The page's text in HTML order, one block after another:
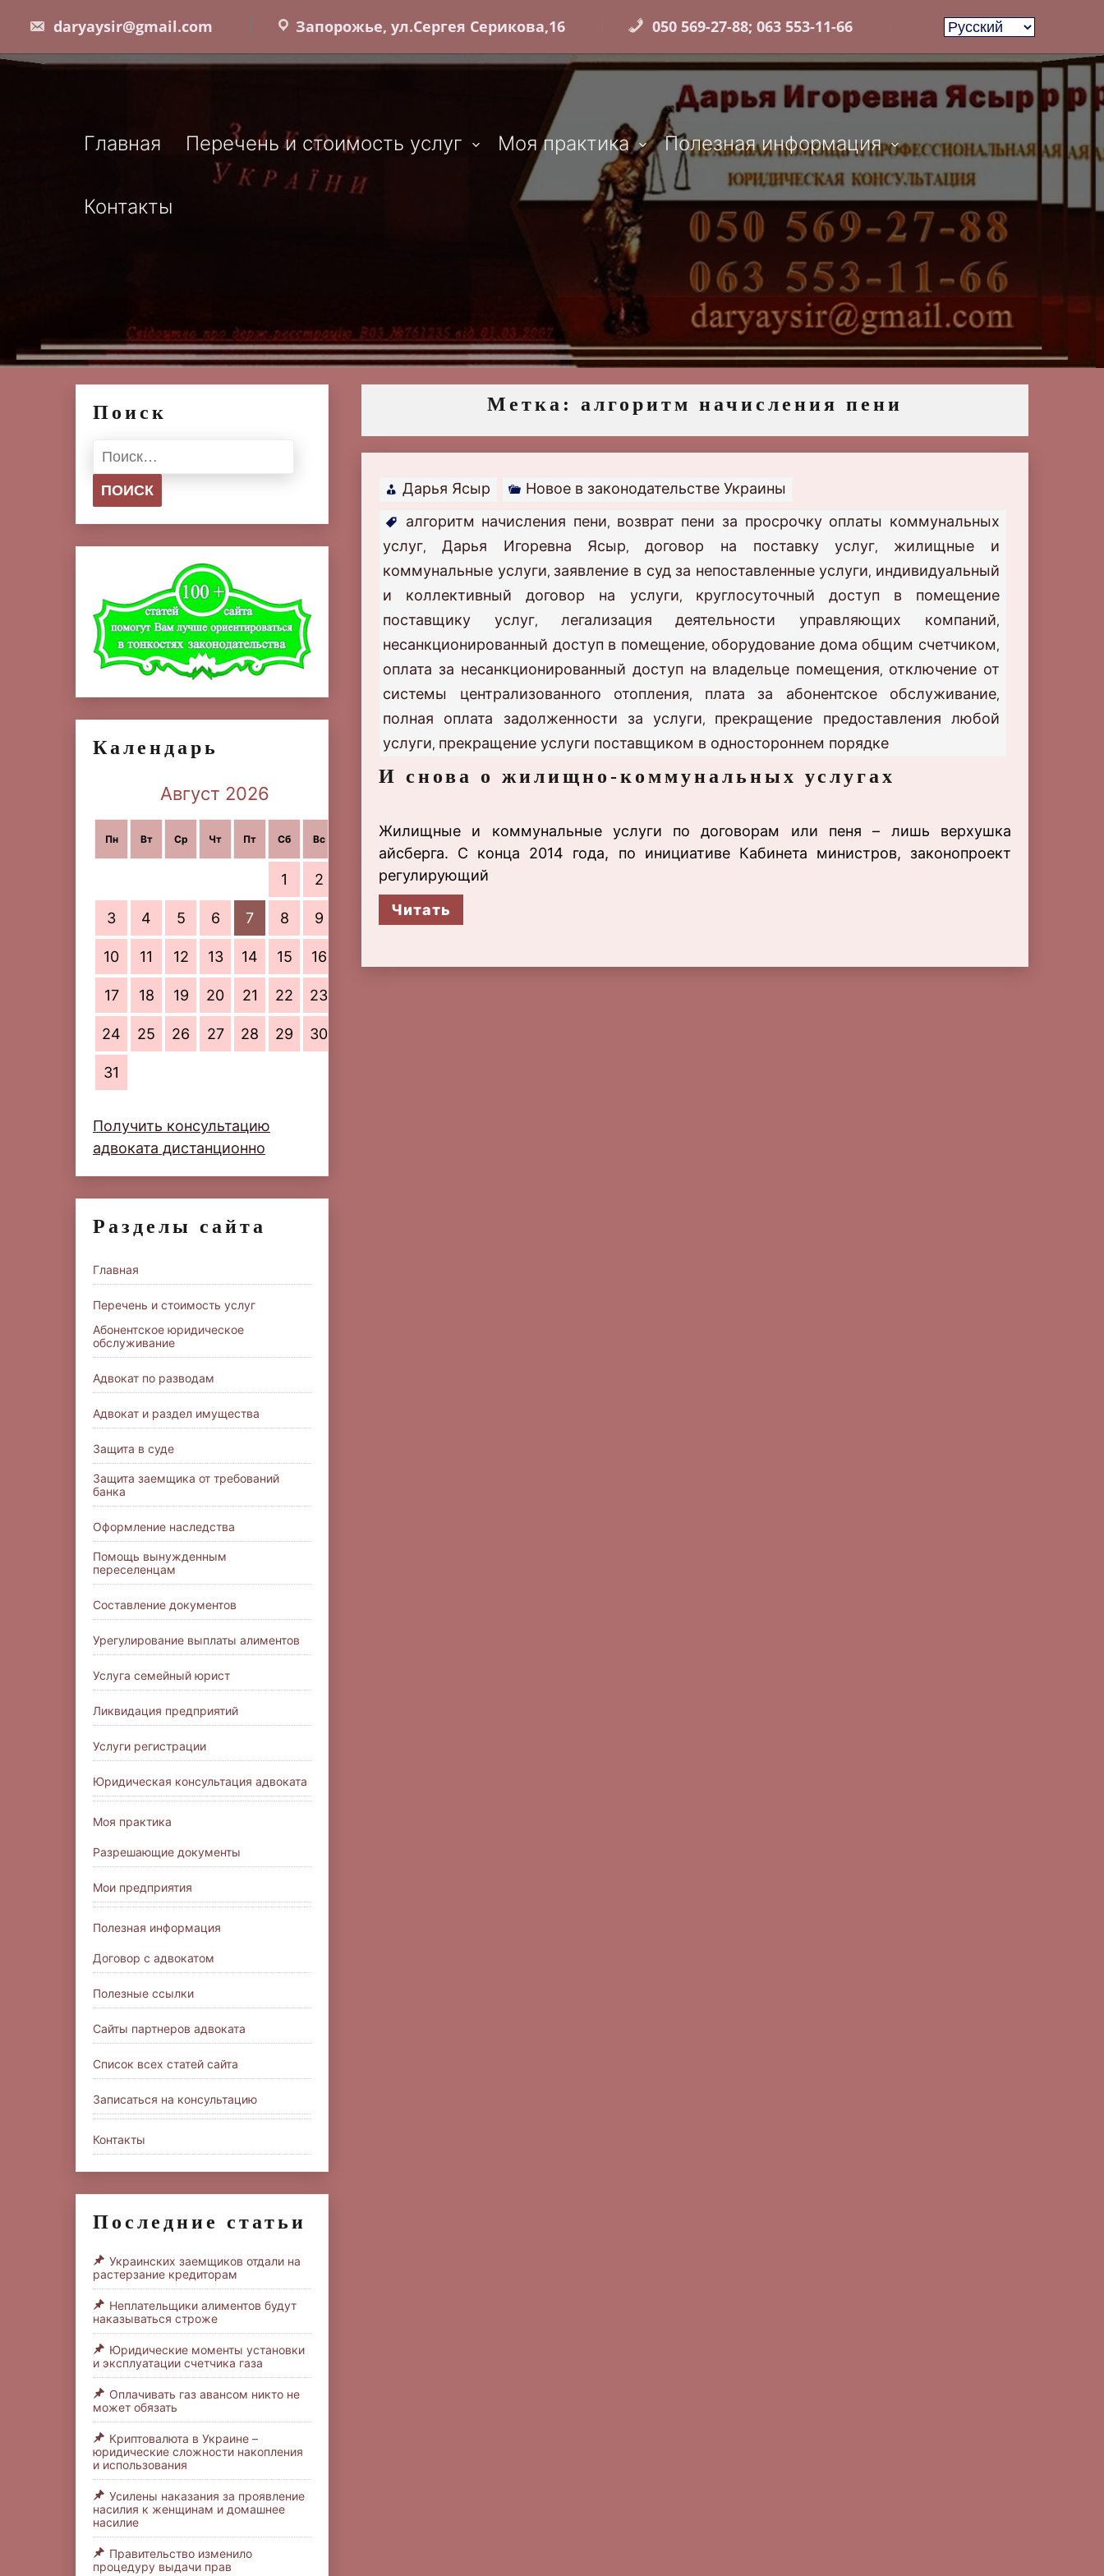
content
daryaysir@gmail.com Запорожье, ул.Сергея Серикова,16 050 569-27-88; 063 553-11-66
Главная Перечень и стоимость услуг Моя практика Полезная информация
Контакты
Метка: алгоритм начисления пени
Дарья Ясыр
Новое в законодательстве Украины
алгоритм начисления пени, возврат пени за просрочку оплаты коммунальных
услуг, Дарья Игоревна Ясыр,договор на поставку услуг, жилищные и
коммунальные услуги, заявление в суд за непоставленные услуги, индивидуальный
и коллективный договор на услуги, круглосуточный доступ в помещение
поставщику услуг, легализация деятельности управляющих компаний,
несанкционированный доступ в помещение, оборудование дома общим счетчиком,
оплата за несанкционированный доступ на владельце помещения, отключение от
системы централизованного отопления, плата за абонентское обслуживание,
полная оплата задолженности за услуги, прекращение предоставления любой
услуги, прекращение услуги поставщиком в одностороннем порядке
И снова о жилищно-коммунальных услугах
Жилищные и коммунальные услуги по договорам или пеня – лишь верхушка
айсберга. С конца 2014 года, по инициативе Кабинета министров, законопроект
регулирующий
Читать
Поиск
Найти:
Календарь
Август 2026
Пн Вт Ср Чт Пт Сб Вс
1 2
3 4 5 6 7 8 9
10 11 12 13 14 15 16
17 18 19 20 21 22 23
24 25 26 27 28 29 30
31
Получить консультацию
адвоката дистанционно
Разделы сайта
Главная
Перечень и стоимость услуг
Абонентское юридическое
обслуживание
Адвокат по разводам
Адвокат и раздел имущества
Защита в суде
Защита заемщика от требований
банка
Оформление наследства
Помощь вынужденным
переселенцам
Составление документов
Урегулирование выплаты алиментов
Услуга семейный юрист
Ликвидация предприятий
Услуги регистрации
Юридическая консультация адвоката
Моя практика
Разрешающие документы
Мои предприятия
Полезная информация
Договор с адвокатом
Полезные ссылки
Сайты партнеров адвоката
Список всех статей сайта
Записаться на консультацию
Контакты
Последние статьи
Украинских заемщиков отдали на
растерзание кредиторам
Неплательщики алиментов будут
наказываться строже
Юридические моменты установки
и эксплуатации счетчика газа
Оплачивать газ авансом никто не
может обязать
Криптовалюта в Украине –
юридические сложности накопления
и использования
Усилены наказания за проявление
насилия к женщинам и домашнее
насилие
Правительство изменило
процедуру выдачи прав